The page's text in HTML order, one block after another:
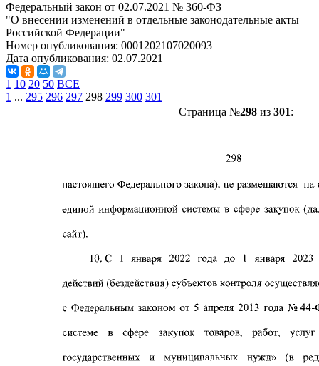
Федеральный закон от 02.07.2021 № 360-ФЗ
"О внесении изменений в отдельные законодательные акты
Российской Федерации"
Номер опубликования: 0001202107020093
Дата опубликования: 02.07.2021
1 10 20 50 ВСЕ
1 ... 295 296 297 298 299 300 301
Страница №298из 301: